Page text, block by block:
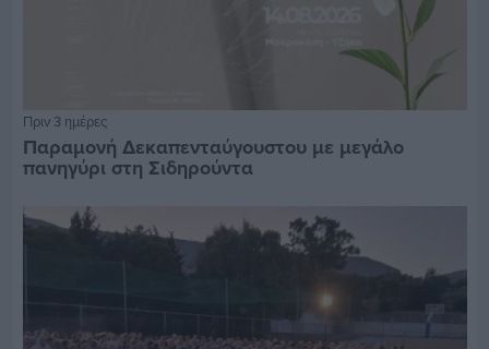
Πριν 3 ημέρες
Παραμονή Δεκαπενταύγουστου με μεγάλο
πανηγύρι στη Σιδηρούντα